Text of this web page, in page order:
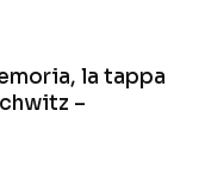
la tappa
–